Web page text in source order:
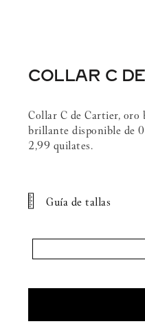
COLLAR C
Collar C de Cartier, oro
brillante disponible de
2,99 quilates.
Guía de tallas